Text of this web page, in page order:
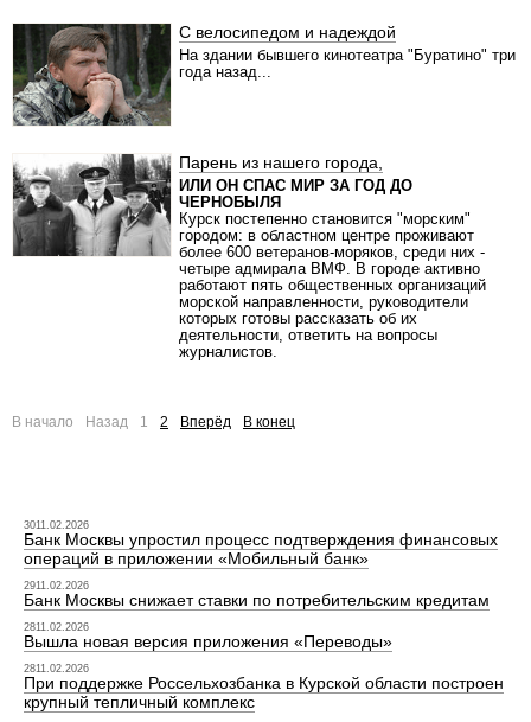
С велосипедом и надеждой
На здании бывшего кинотеатра "Буратино" три
года назад...
Парень из нашего города,
ИЛИ ОН СПАС МИР ЗА ГОД ДО
ЧЕРНОБЫЛЯ
Курск постепенно становится "морским"
городом: в областном центре проживают
более 600 ветеранов-моряков, среди них -
четыре адмирала ВМФ. В городе активно
работают пять общественных организаций
морской направленности, руководители
которых готовы рассказать об их
деятельности, ответить на вопросы
журналистов.
В начало Назад 1 2 Вперёд В конец
3011.02.2026
Банк Москвы упростил процесс подтверждения финансовых
операций в приложении «Мобильный банк»
2911.02.2026
Банк Москвы снижает ставки по потребительским кредитам
2811.02.2026
Вышла новая версия приложения «Переводы»
2811.02.2026
При поддержке Россельхозбанка в Курской области построен
крупный тепличный комплекс